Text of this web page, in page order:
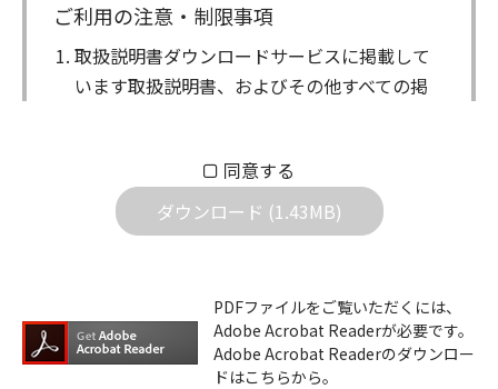
ご利用の注意・制限事項
取扱説明書ダウンロードサービスに掲載して
います取扱説明書、およびその他すべての掲
属します。ダウンロードした取扱説明書は、
個人が本来の目的でご使用されることは可能
ですが、権利者の許諾を得ることなく、以下
ダウンロードした取扱説明書は、複製、賃
貸、改変、公衆送信、または公衆送信可能
化することはできません。
同意する
ダウンロード (1.43MB)
PDFファイルをご覧いただくには、
Adobe Acrobat Readerが必要です。
Adobe Acrobat Readerのダウンロー
ドはこちらから。